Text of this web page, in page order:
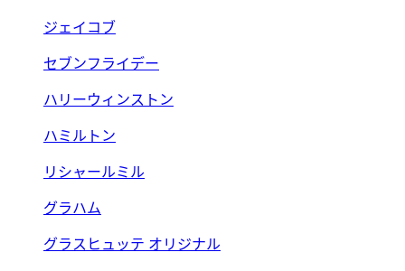
ジェイコブ
セブンフライデー
ハリーウィンストン
ハミルトン
リシャールミル
グラハム
グラスヒュッテ オリジナル